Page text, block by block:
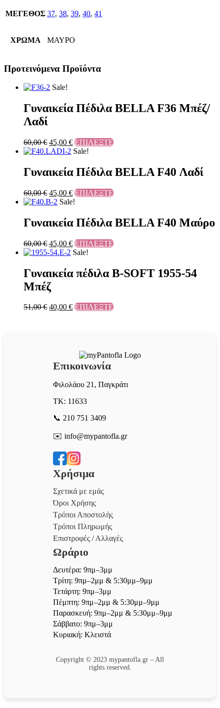
ΜΕΓΕΘΟΣ 37, 38, 39, 40, 41
ΧΡΩΜΑ ΜΑΥΡΟ
Προτεινόμενα Προϊόντα
Sale!
Γυναικεία Πέδιλα BELLA F36 Μπέζ/
Λαδί
60,00€ 45,00 € ΕΠΙΛΕΞΤΕ
Sale!
Γυναικεία Πέδιλα BELLA F40 Λαδί
60,00€ 45,00 € ΕΠΙΛΕΞΤΕ
Sale!
Γυναικεία Πέδιλα BELLA F40 Μαύρο
60,00€ 45,00 € ΕΠΙΛΕΞΤΕ
Sale!
Γυναικεία πέδιλα B-SOFT 1955-54
Μπέζ
51,00€ 40,00 € ΕΠΙΛΕΞΤΕ
Επικοινωνία
Φιλολάου 21, Παγκράτι
ΤΚ: 11633
📞 210 751 3409
✉️ info@mypantofla.gr
Χρήσιμα
Σχετικά με εμάς
Όροι Χρήσης
Τρόποι Αποστολής
Τρόποι Πληρωμής
Επιστροφές / Αλλαγές
Ωράριο
Δευτέρα: 9πμ–3μμ
Τρίτη: 9πμ–2μμ & 5:30μμ–9μμ
Τετάρτη: 9πμ–3μμ
Πέμπτη: 9πμ–2μμ & 5:30μμ–9μμ
Παρασκευή: 9πμ–2μμ & 5:30μμ–9μμ
Σάββατο: 9πμ–3μμ
Κυριακή: Κλειστά
Copyright © 2023 mypantofla.gr – All
rights reserved.